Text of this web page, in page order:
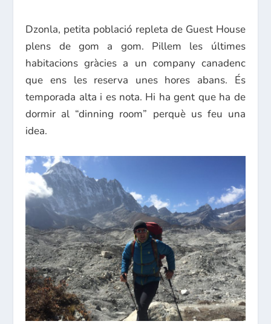
Dzonla, petita població repleta de Guest House
plens de gom a gom. Pillem les últimes
habitacions gràcies a un company canadenc
que ens les reserva unes hores abans. És
temporada alta i es nota. Hi ha gent que ha de
dormir al “dinning room” perquè us feu una
idea.